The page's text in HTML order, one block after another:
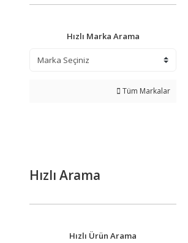
Hızlı Marka Arama
Tüm Markalar
Hızlı Arama
Hızlı Ürün Arama